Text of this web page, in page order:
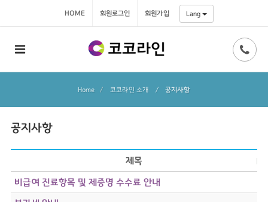
HOME 회원로그인 회원가입 Lang
Home 코코라인 소개 / 공지사항
공지사항
제목
비급여 진료항목 및 제증명 수수료 안내